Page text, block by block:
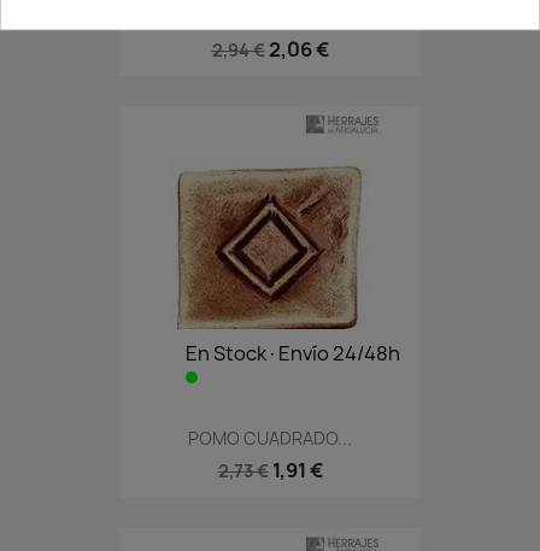
2,94 € 2,06 €
En Stock·Envío 24/48h
POMO CUADRADO...
2,73 € 1,91 €